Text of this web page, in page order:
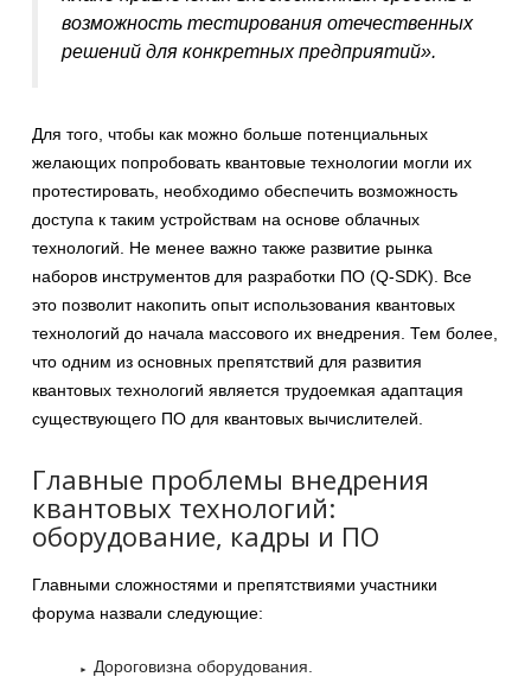
возможность тестирования отечественных
решений для конкретных предприятий».
Для того, чтобы как можно больше потенциальных
желающих попробовать квантовые технологии могли их
протестировать, необходимо обеспечить возможность
доступа к таким устройствам на основе облачных
технологий. Не менее важно также развитие рынка
наборов инструментов для разработки ПО (Q-SDK). Все
это позволит накопить опыт использования квантовых
технологий до начала массового их внедрения. Тем более,
что одним из основных препятствий для развития
квантовых технологий является трудоемкая адаптация
существующего ПО для квантовых вычислителей.
Главные проблемы внедрения
квантовых технологий:
оборудование, кадры и ПО
Главными сложностями и препятствиями участники
форума назвали следующие:
Дороговизна оборудования.